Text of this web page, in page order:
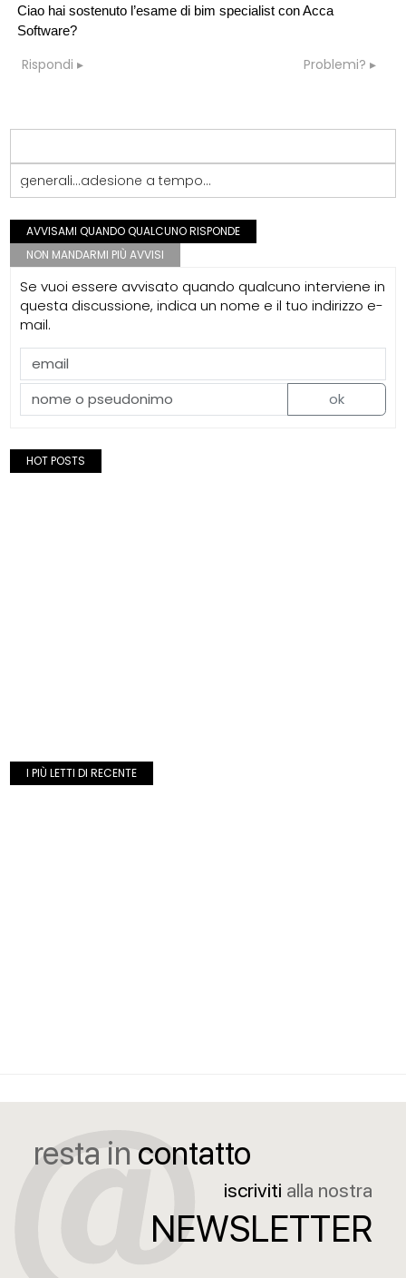
Ciao hai sostenuto l’esame di bim specialist con Acca
Software?
Rispondi Problemi?
generali...adesione a tempo...
AVVISAMI QUANDO QUALCUNO RISPONDE
NON MANDARMI PIÙ AVVISI
Se vuoi essere avvisato quando qualcuno interviene in
questa discussione, indica un nome e il tuo indirizzo e-
mail.
ok
HOT POSTS
I PIÙ LETTI DI RECENTE
resta in contatto
iscriviti alla nostra
NEWSLETTER